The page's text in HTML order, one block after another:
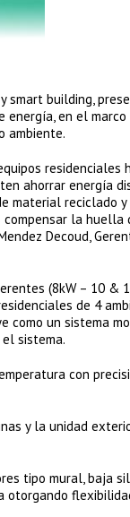
smart building,
energía, en el
ambiente.
residenciales
ahorrar energía
material reciclado y
la huella
Decoud,
(8kW – 10 &
de 4
como un sistema
sistema.
con
y la unidad
tipo mural, baja
otorgando